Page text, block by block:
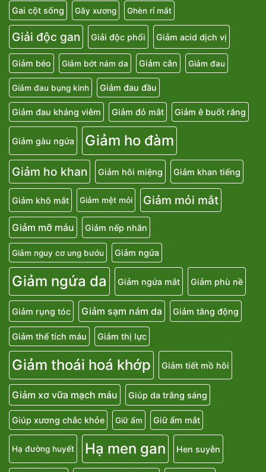
Gai cột sống Gãy xương Ghèn rỉ mắt
Giải độc gan Giải độc phổi Giảm acid dịch vị
Giảm béo Giảm bớt nám da Giảm cân Giảm đau
Giảm đau bụng kinh Giảm đau đầu
Giảm đau kháng viêm Giảm đỏ mắt Giảm ê buốt răng
Giảm gàu ngứa Giảm ho đàm
Giảm ho khan Giảm hôi miệng Giảm khan tiếng
Giảm khô mắt Giảm mệt mỏi Giảm mỏi mắt
Giảm mỡ máu Giảm nếp nhăn
Giảm nguy cơ ung bướu Giảm ngứa
Giảm ngứa da Giảm ngứa mắt Giảm phù nề
Giảm rụng tóc Giảm sạm nám da Giảm tăng động
Giảm thể tích máu Giảm thị lực
Giảm thoái hoá khớp Giảm tiết mồ hôi
Giảm xơ vữa mạch máu Giúp da trắng sáng
Giúp xương chắc khỏe Giữ ẩm Giữ ẩm mắt
Hạ đường huyết Hạ men gan Hen suyễn